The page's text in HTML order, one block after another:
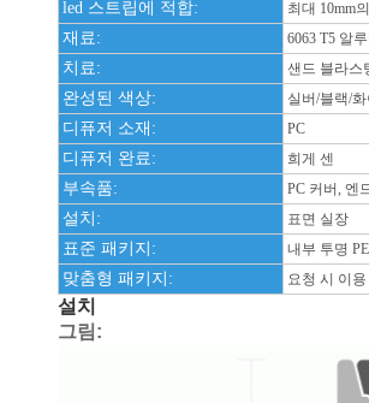
led 스트립에 적합: 최대 10mm
재료: 6063 T5 알
치료: 샌드 블라스
완성된 색상: 실버/블랙/
디퓨저 소재: PC
디퓨저 완료: 희게 센
부속품: PC 커버, 엔
설치: 표면 실장
표준 패키지: 내부 투명
맞춤형 패키지: 요청 시 이
설치
그림: